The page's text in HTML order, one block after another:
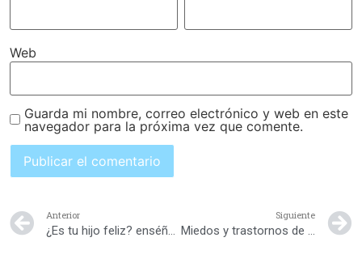
Web
Guarda mi nombre, correo electrónico y web en este
navegador para la próxima vez que comente.
Anterior
¿Es tu hijo feliz? enséñale
Siguiente
Miedos y trastornos de ansiedad en la infancia